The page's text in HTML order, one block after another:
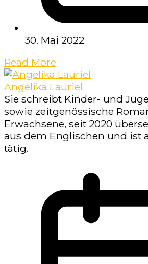
30. Mai 2022
Read More
Angelika Lauriel
Sie schreibt Kinder- und
sowie zeitgenössische
Erwachsene, seit 2020
aus dem Englischen und ist
tätig.